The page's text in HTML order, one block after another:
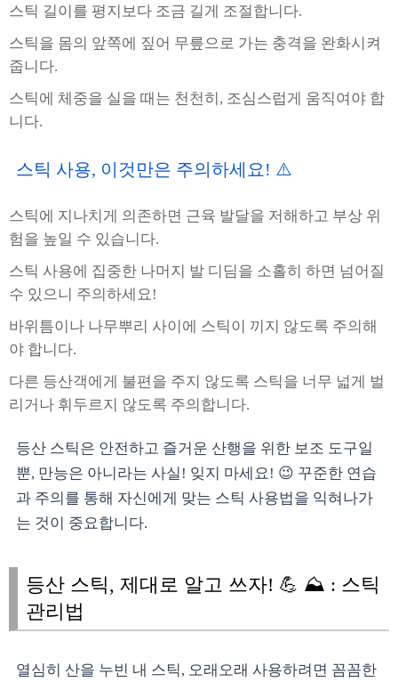
스틱 길이를 평지보다 조금 길게 조절합니다.
스틱을 몸의 앞쪽에 짚어 무릎으로 가는 충격을 완화시켜
줍니다.
스틱에 체중을 실을 때는 천천히, 조심스럽게 움직여야 합
니다.
스틱 사용, 이것만은 주의하세요! ⚠️
스틱에 지나치게 의존하면 근육 발달을 저해하고 부상 위
험을 높일 수 있습니다.
스틱 사용에 집중한 나머지 발 디딤을 소홀히 하면 넘어질
수 있으니 주의하세요!
바위틈이나 나무뿌리 사이에 스틱이 끼지 않도록 주의해
야 합니다.
다른 등산객에게 불편을 주지 않도록 스틱을 너무 넓게 벌
리거나 휘두르지 않도록 주의합니다.
등산 스틱은 안전하고 즐거운 산행을 위한 보조 도구일
뿐, 만능은 아니라는 사실! 잊지 마세요! 😉 꾸준한 연습
과 주의를 통해 자신에게 맞는 스틱 사용법을 익혀나가
는 것이 중요합니다.
등산 스틱, 제대로 알고 쓰자! 💪 ⛰️ : 스틱
관리법
열심히 산을 누빈 내 스틱, 오래오래 사용하려면 꼼꼼한